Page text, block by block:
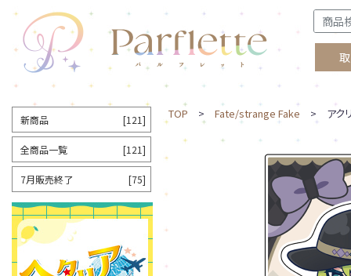
TOP > Fate/strange Fake > アクリ
新商品 [121]
全商品一覧 [121]
7月販売終了 [75]